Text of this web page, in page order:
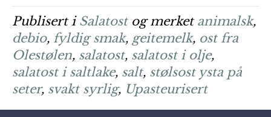
Publisert i Salatostog merket animalsk,
debio, fyldig smak, geitemelk, ost fra
Olestølen, salatost, salatost i olje,
salatost i saltlake, salt, stølsost ysta på
seter, svakt syrlig, Upasteurisert